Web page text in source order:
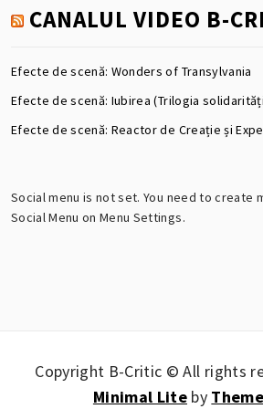
CANALUL VIDEO B-
Efecte de scenă: Wonders of Transylvania
Efecte de scenă: Iubirea (Trilogia
Efecte de scenă: Reactor de Creație și
Social menu is not set. You need to create
Social Menu on Menu Settings.
Copyright B-Critic © All rights
Minimal Liteby